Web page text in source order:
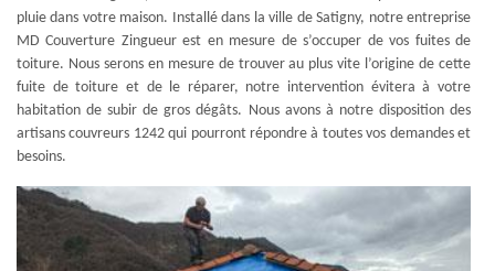
pluie dans votre maison. Installé dans la ville de Satigny, notre entreprise
MD Couverture Zingueur est en mesure de s’occuper de vos fuites de
toiture. Nous serons en mesure de trouver au plus vite l’origine de cette
fuite de toiture et de le réparer, notre intervention évitera à votre
habitation de subir de gros dégâts. Nous avons à notre disposition des
artisans couvreurs 1242 qui pourront répondre à toutes vos demandes et
besoins.